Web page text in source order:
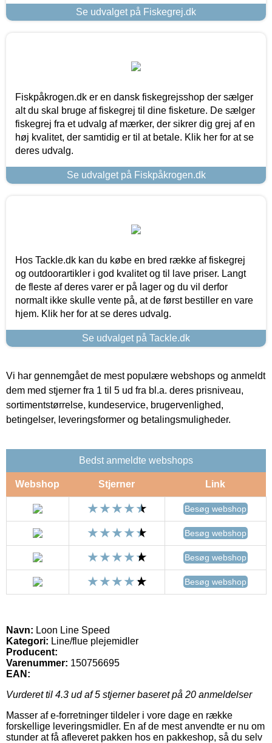
Se udvalget på Fiskegrej.dk
Fiskpåkrogen.dk er en dansk fiskegrejsshop der sælger
alt du skal bruge af fiskegrej til dine fisketure. De sælger
fiskegrej fra et udvalg af mærker, der sikrer dig grej af en
høj kvalitet, der samtidig er til at betale. Klik her for at se
deres udvalg.
Se udvalget på Fiskpåkrogen.dk
Hos Tackle.dk kan du købe en bred række af fiskegrej
og outdoorartikler i god kvalitet og til lave priser. Langt
de fleste af deres varer er på lager og du vil derfor
normalt ikke skulle vente på, at de først bestiller en vare
hjem. Klik her for at se deres udvalg.
Se udvalget på Tackle.dk
Vi har gennemgået de mest populære webshops og anmeldt
dem med stjerner fra 1 til 5 ud fra bl.a. deres prisniveau,
sortimentstørrelse, kundeservice, brugervenlighed,
betingelser, leveringsformer og betalingsmuligheder.
Bedst anmeldte webshops
Webshop Stjerner Link
Besøg webshop
Besøg webshop
Besøg webshop
Besøg webshop
Navn: Loon Line Speed
Kategori: Line/flue plejemidler
Producent:
Varenummer: 150756695
EAN:
Vurderet til 4.3 ud af 5 stjerner baseret på 20 anmeldelser
Masser af e-forretninger tildeler i vore dage en række
forskellige leveringsmidler. En af de mest anvendte er nu om
stunder at få afleveret pakken hos en pakkeshop, så du selv